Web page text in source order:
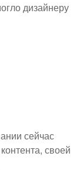
дизайнеру
сейчас
своей